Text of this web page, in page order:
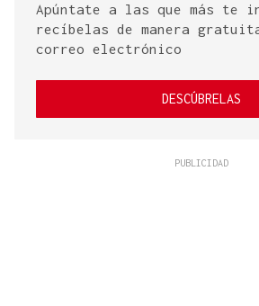
Apúntate a las que más te
recíbelas de manera
correo electrónico
DESCÚBRELAS